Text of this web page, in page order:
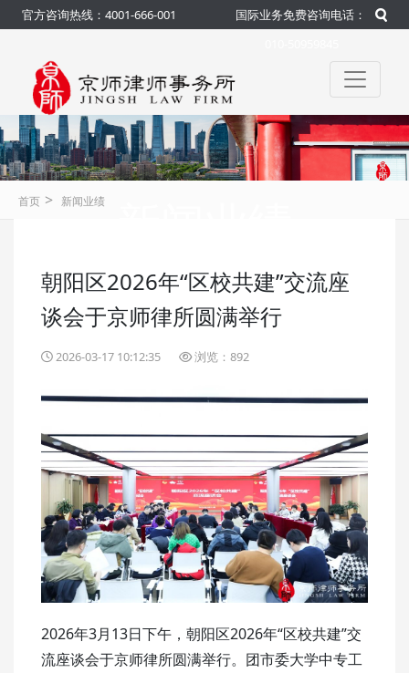
官方咨询热线：4001-666-001
国际业务免费咨询电话：
官方 咨询热线：4001-666-001
首页 > 新闻业绩
朝阳区2026年“区校共建”交流座
谈会于京师律所圆满举行
2026-03-17 10:12:35 浏览：892
2026年3月13日下午，朝阳区2026年“区校共建”交
流座谈会于京师律所圆满举行。团市委大学中专工